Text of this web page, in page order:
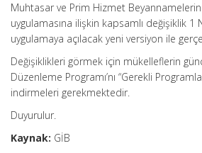
Muhtasar ve Prim Hizmet
uygulamasına ilişkin kapsamlı değişiklik
uygulamaya açılacak yeni versiyon ile
Değişiklikleri görmek için mükelleflerin
Düzenleme Programı’nı “Gerekli
indirmeleri gerekmektedir.
Duyurulur.
Kaynak: GİB